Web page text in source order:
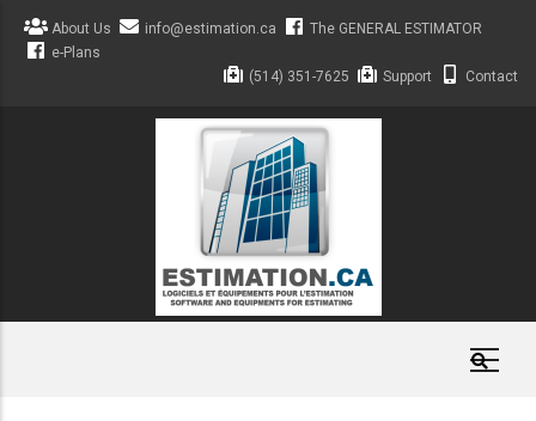
Skip
About Us info@estimation.ca
The GENERAL ESTIMATOR
e-Plans
(514) 351-7625
Support Contact